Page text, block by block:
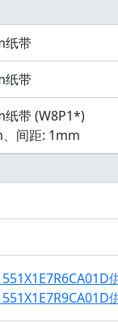
纸带
纸带
带 (W8P1*)
间距: 1mm